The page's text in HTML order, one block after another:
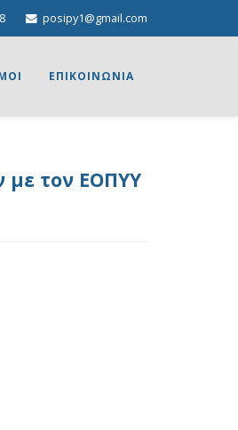
posipy1@gmail.com
ΕΠΙΚΟΙΝΩΝΙΑ
με τον ΕΟΠΥΥ